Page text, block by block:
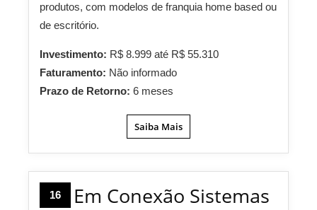
produtos, com modelos de franquia home based ou
de escritório.
Investimento: R$ 8.999 até R$ 55.310
Faturamento: Não informado
Prazo de Retorno: 6 meses
Saiba Mais
16 Em Conexão Sistemas